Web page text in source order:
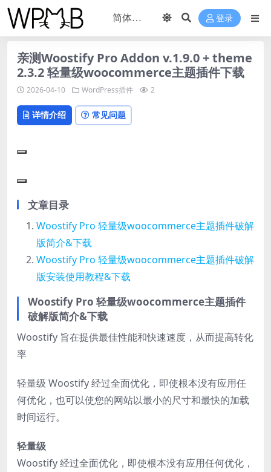
登录
亲测Woostify Pro Addon v.1.9.0 + theme
2.3.2 轻量级woocommerce主题插件下载
2026-04-10 WordPress插件 2
详情介绍 常见问题
文章目录
Woostify Pro 轻量级woocommerce主题插件破解
版简介&下载
Woostify Pro 轻量级woocommerce主题插件破解
版安装使用教程&下载
Woostify Pro 轻量级woocommerce主题插件
破解版简介&下载
Woostify 旨在提供最佳性能和快速速度，从而提高转化
率
轻量级 Woostify 经过全面优化，即使根本没有应用任
何优化，也可以使您的网站以最小的尺寸和最快的加载
时间运行。
轻量级
Woostify 经过全面优化，即使根本没有应用任何优化，